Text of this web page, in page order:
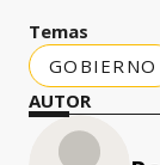
Temas
GOBIERNO
AUTOR